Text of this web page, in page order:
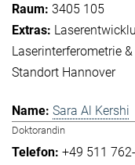
3405 105
Laserinterferometrie
Standort Hannover
Sara Al Kershi
Doktorandin
+49 511